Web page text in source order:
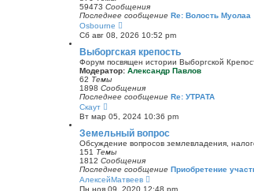
к
п
о
с
л
д
н
е
у
с
о
щ
е
н
и
ю
59473 Сообщения
Последнее сообщение Re: Волость Муолаа
Osbourne
е
р
е
й
т
и
п
о
л
д
н
м
у
с
о
Сб авг 08, 2026 10:52 pm
Выборгская крепость
Форум посвящен истории Выборгской
Модератор: Александр Павлов
62 Темы
1898 Сообщения
Последнее сообщение Re: УТРАТА
Скаут
е
р
е
й
т
и
к
п
о
Вт мар 05, 2024 10:36 pm
Земельный вопрос
Обсуждение вопросов землевладения,
151 Темы
1812 Сообщения
Последнее сообщение Приобретение
АлексейМатвеев
е
Пн ноя 09, 2020 12:48 pm